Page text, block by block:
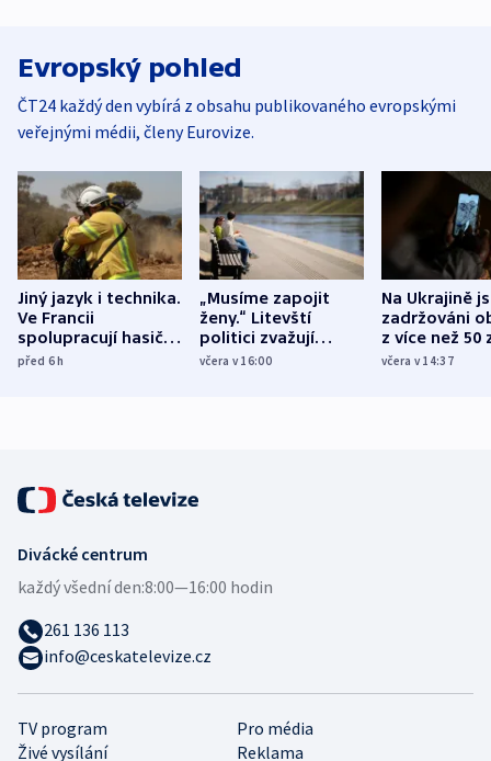
Evropský pohled
ČT24 každý den vybírá z obsahu publikovaného evropskými
veřejnými médii, členy Eurovize.
Jiný jazyk i technika.
Ve Francii
spolupracují hasiči z
různých zemí
před 6h
„Musíme zapojit
ženy.“ Litevští
politici zvažují
dohodu o
včera v 16:00
Na Ukrajině
zadržováni
z více než 50
Bojovali na
včera v 14:37
TV program
Pro média
Živé vysílání
Reklama
Divácké centrum
každý všední den:8:00—16:00 hodin
261 136 113
info@ceskatelevize.cz